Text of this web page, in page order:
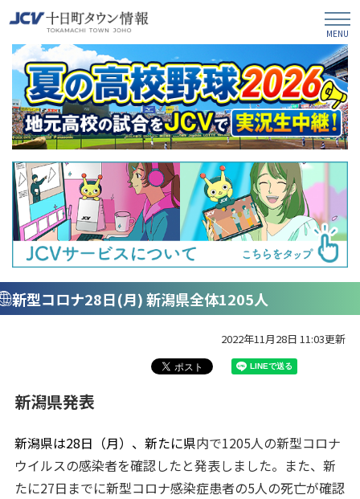
新型コロナ28日(月) 新潟県全体1205人
2022年11月28日 11:03更新
新潟県発表
新潟県は28日（月） 、新たに県内で1205人の新型コロナ
ウイルスの感染者を確認したと発表しました。また、新
たに27日までに新型コロナ感染症患者の5人の死亡が確認